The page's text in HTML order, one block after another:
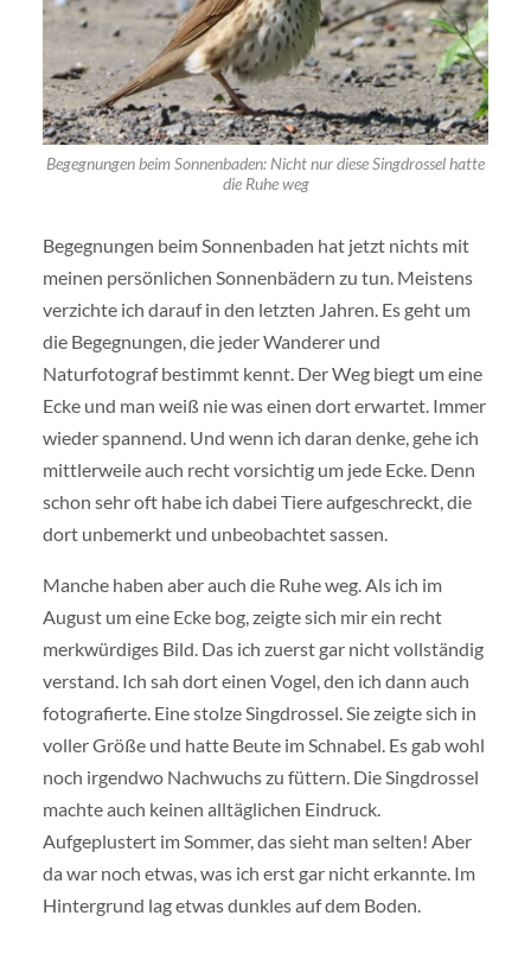
Begegnungen beim Sonnenbaden: Nicht nur diese Singdrossel hatte
die Ruhe weg
Begegnungen beim Sonnenbaden hat jetzt nichts mit
meinen persönlichen Sonnenbädern zu tun. Meistens
verzichte ich darauf in den letzten Jahren. Es geht um
die Begegnungen, die jeder Wanderer und
Naturfotograf bestimmt kennt. Der Weg biegt um eine
Ecke und man weiß nie was einen dort erwartet. Immer
wieder spannend. Und wenn ich daran denke, gehe ich
mittlerweile auch recht vorsichtig um jede Ecke. Denn
schon sehr oft habe ich dabei Tiere aufgeschreckt, die
dort unbemerkt und unbeobachtet sassen.
Manche haben aber auch die Ruhe weg. Als ich im
August um eine Ecke bog, zeigte sich mir ein recht
merkwürdiges Bild. Das ich zuerst gar nicht vollständig
verstand. Ich sah dort einen Vogel, den ich dann auch
fotografierte. Eine stolze Singdrossel. Sie zeigte sich in
voller Größe und hatte Beute im Schnabel. Es gab wohl
noch irgendwo Nachwuchs zu füttern. Die Singdrossel
machte auch keinen alltäglichen Eindruck.
Aufgeplustert im Sommer, das sieht man selten! Aber
da war noch etwas, was ich erst gar nicht erkannte. Im
Hintergrund lag etwas dunkles auf dem Boden.